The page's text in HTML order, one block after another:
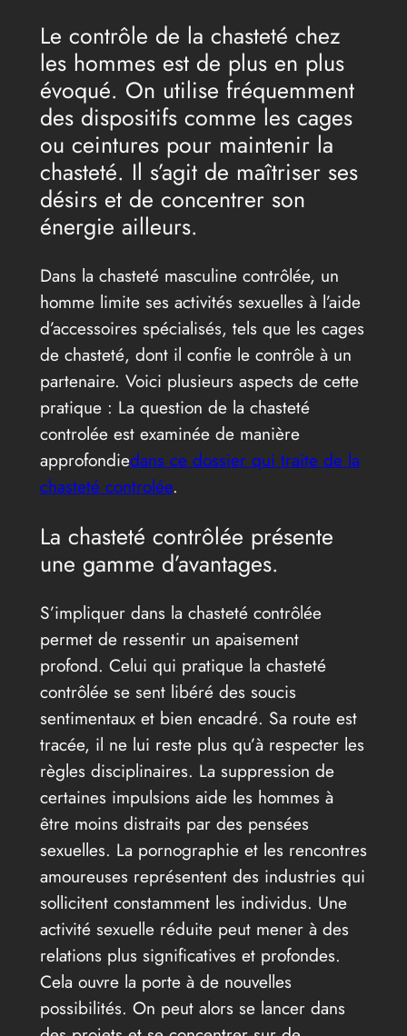
Le contrôle de la chasteté chez
les hommes est de plus en plus
évoqué. On utilise fréquemment
des dispositifs comme les cages
ou ceintures pour maintenir la
chasteté. Il s’agit de maîtriser ses
désirs et de concentrer son
énergie ailleurs.
Dans la chasteté masculine contrôlée, un
homme limite ses activités sexuelles à l’aide
d’accessoires spécialisés, tels que les cages
de chasteté, dont il confie le contrôle à un
partenaire. Voici plusieurs aspects de cette
pratique : La question de la chasteté
controlée est examinée de manière
approfondiedans ce dossier qui traite de la
chasteté controlée.
La chasteté contrôlée présente
une gamme d’avantages.
S’impliquer dans la chasteté contrôlée
permet de ressentir un apaisement
profond. Celui qui pratique la chasteté
contrôlée se sent libéré des soucis
sentimentaux et bien encadré. Sa route est
tracée, il ne lui reste plus qu’à respecter les
règles disciplinaires. La suppression de
certaines impulsions aide les hommes à
être moins distraits par des pensées
sexuelles. La pornographie et les rencontres
amoureuses représentent des industries qui
sollicitent constamment les individus. Une
activité sexuelle réduite peut mener à des
relations plus significatives et profondes.
Cela ouvre la porte à de nouvelles
possibilités. On peut alors se lancer dans